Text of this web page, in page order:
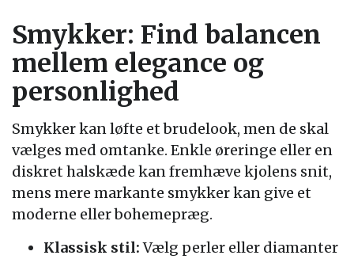
Smykker: Find balancen
mellem elegance og
personlighed
Smykker kan løfte et brudelook, men de skal
vælges med omtanke. Enkle øreringe eller en
diskret halskæde kan fremhæve kjolens snit,
mens mere markante smykker kan give et
moderne eller bohemepræg.
Klassisk stil:Vælg perler eller diamanter